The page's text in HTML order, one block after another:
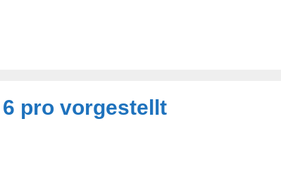
pro vorgestellt